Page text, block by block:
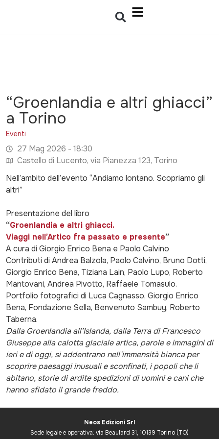
“Groenlandia e altri ghiacci”
a Torino
Eventi
27 Mag 2026 - 18:30
Castello di Lucento, via Pianezza 123, Torino
Nell’ambito dell’evento “Andiamo lontano. Scopriamo gli
altri”
Presentazione del libro
“Groenlandia e altri ghiacci.
Viaggi nell’Artico fra passato e presente”
A cura di Giorgio Enrico Bena e Paolo Calvino
Contributi di Andrea Balzola, Paolo Calvino, Bruno Dotti,
Giorgio Enrico Bena, Tiziana Lain, Paolo Lupo, Roberto
Mantovani, Andrea Pivotto, Raffaele Tomasulo.
Portfolio fotografici di Luca Cagnasso, Giorgio Enrico
Bena, Fondazione Sella, Benvenuto Sambuy, Roberto
Taberna.
Dalla Groenlandia all’Islanda, dalla Terra di Francesco
Giuseppe alla calotta glaciale artica, parole e immagini di
ieri e di oggi, si addentrano nell’immensità bianca per
scoprire paesaggi inusuali e sconfinati, i popoli che li
abitano, storie di ardite spedizioni di uomini e cani che
hanno sfidato il grande freddo.
Neos Edizioni Srl
Sede legale e operativa: via Beaulard 31, 10139 Torino (TO)